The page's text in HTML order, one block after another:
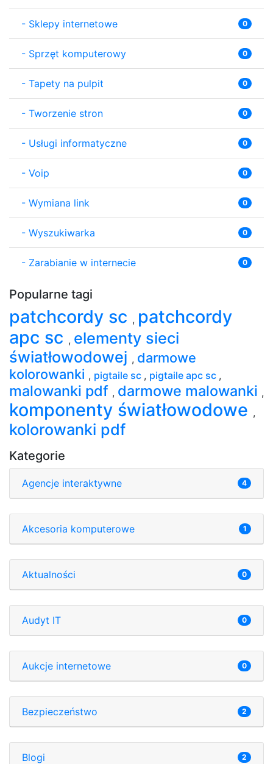
- Sklepy internetowe 0
- Sprzęt komputerowy 0
- Tapety na pulpit 0
- Tworzenie stron 0
- Usługi informatyczne 0
- Voip 0
- Wymiana link 0
- Wyszukiwarka 0
- Zarabianie w internecie 0
Popularne tagi
patchcordy sc , patchcordy
apc sc , elementy sieci
światłowodowej , darmowe
kolorowanki , pigtaile sc , pigtaile apc sc ,
malowanki pdf , darmowe malowanki ,
komponenty światłowodowe ,
kolorowanki pdf
Kategorie
Agencje interaktywne 4
Akcesoria komputerowe 1
Aktualności 0
Audyt IT 0
Aukcje internetowe 0
Bezpieczeństwo 2
Blogi 2